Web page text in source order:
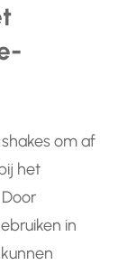
om af
het
in